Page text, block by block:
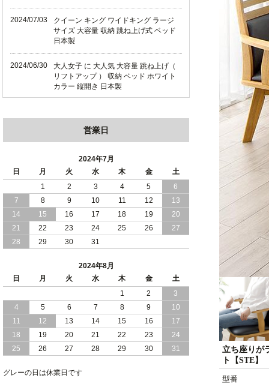
立ち座りが
ト【STE】
型番
2024/07/03
クイーン キング ワイドキング ラージ
サイズ 大容量 収納 跳ね上げ式 ベッド
日本製
2024/06/30
大人女子 に 大人気 大容量 跳ね上げ（
リフトアップ ） 収納 ベッド ホワイト
カラー 縦開き 日本製
ワイトカラー 縦開き 日本製
全長190cm ショート丈 コンパクト 大容
量 収納力 の 跳ね上げ （ リフトアップ
） 式 ベッド 横開き 日本製
2024/05/27
日本製 大容量 収納 跳ね上げ式 リフト
アップ 横開き ヘッドボードレス ベッド
組立設置サービス付
2024/05/21
日本製 大容量 収納 跳ね上げ式 リフト
組立設置付
日本製 大容量 収納 跳ね上げ式 （ リフ
トアップ ） ベッド 横開き ヘッドボー
ド 組立設置 付き
2024/04/25
日本製 収納 跳ね上げ式 リフトアップ
ベッド 縦開き ヘッドボード 組立設置サ
営業日
2024年7月
日
月 火 水 木 金
土
1
2 3 4 5
6
7
8 9 10 11 12
13
14
15 16 17 18 19
20
21
22 23 24 25 26
27
28
29 30 31
2024年8月
日
月 火 水 木 金
土
1
2
3
4
5 6 7 8 9
10
11
12 13 14 15 16
17
18
19 20 21 22 23
24
25
26 27 28 29 30 31
グレーの日は休業日です